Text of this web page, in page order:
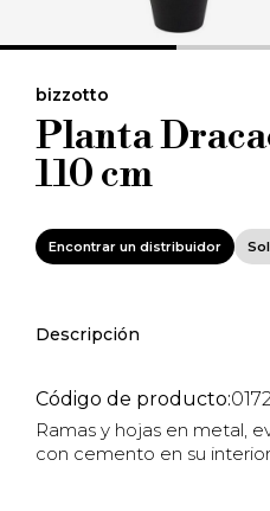
bizzotto
Planta
110 cm
Encontrar un distribuidor
Descripción
Código de producto:
Ramas y hojas en metal,
con cemento en su interior